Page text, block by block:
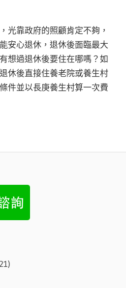
光靠政府的照顧肯定不夠，
安心退休，退休後面臨最大
想過退休後要住在哪嗎？如
休後直接住養老院或養生村
件並以長庚養生村算一次費